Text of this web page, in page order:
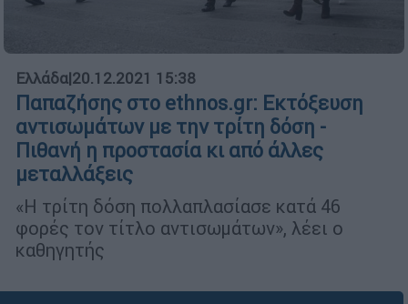
Ελλάδα|20.12.2021 15:38
Παπαζήσης στο ethnos.gr: Eκτόξευση
αντισωμάτων με την τρίτη δόση -
Πιθανή η προστασία κι από άλλες
μεταλλάξεις
«Η τρίτη δόση πολλαπλασίασε κατά 46
φορές τον τίτλο αντισωμάτων», λέει ο
καθηγητής